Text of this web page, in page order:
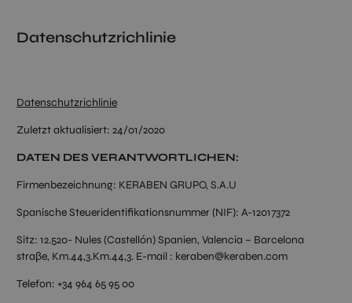
Datenschutzrichlinie
Datenschutzrichlinie
Zuletzt aktualisiert: 24/01/2020
DATEN DES VERANTWORTLICHEN:
Firmenbezeichnung: KERABEN GRUPO, S.A.U
Spanische Steueridentifikationsnummer (NIF): A-12017372
Sitz: 12.520- Nules (Castellón) Spanien, Valencia – Barcelona
straβe, Km.44,3.Km.44,3. E-mail : keraben@keraben.com
Telefon: +34 964 65 95 00